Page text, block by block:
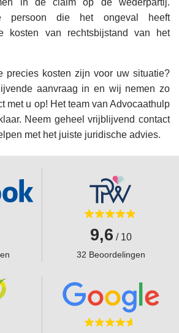
in de claim op de wederpartij.
persoon die het ongeval heeft
kosten van rechtsbijstand van het
precies kosten zijn voor uw situatie?
aanvraag in en wij nemen zo
met u op! Het team van Advocaathulp
Neem geheel vrijblijvend contact
met het juiste juridische advies.
9,6 / 10
32 Beoordelingen